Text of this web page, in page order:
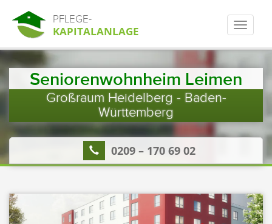
PFLEGE-
KAPITALANLAGE
Seniorenwohnheim Leimen
Großraum Heidelberg - Baden-
Württemberg
0209 – 170 69 02